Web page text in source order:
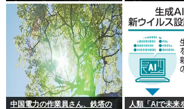
「モール職員は引き止めなかっ
た」イオン「運用を徹底できな
かった可能性」
「我々もSRBM
中国電力の作業員さん、鉄塔の
人類「AIで未来